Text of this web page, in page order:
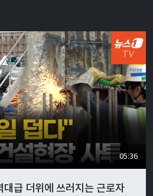
05:36
급 더위에 쓰러지는 근로자